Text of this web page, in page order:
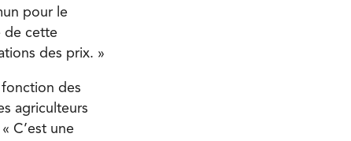
pour le
de cette
des prix. »
des
agriculteurs
C’est une